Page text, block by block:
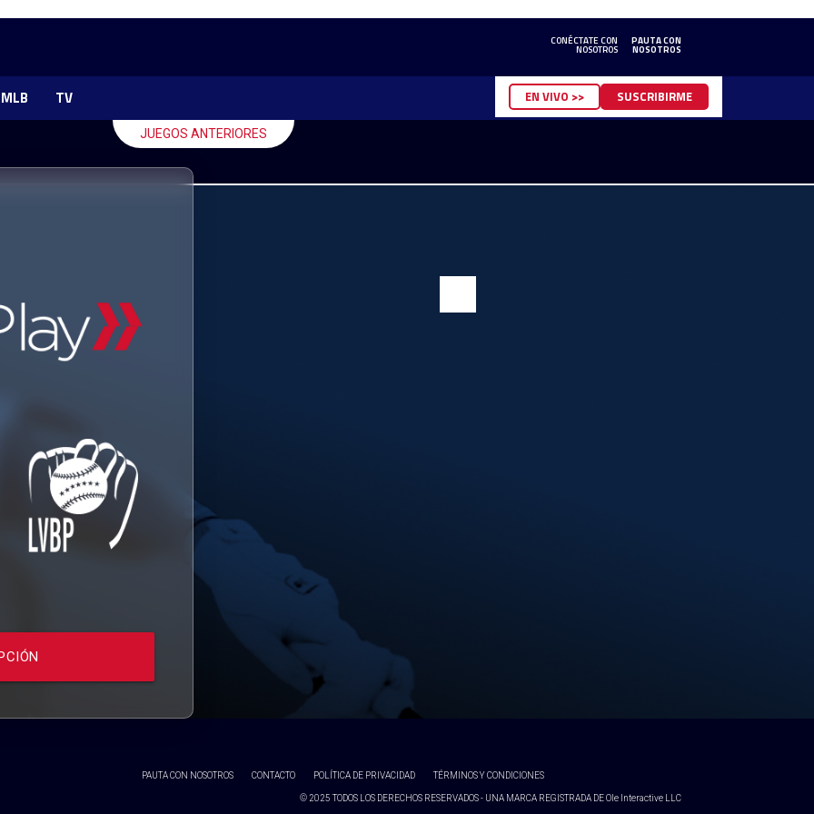
CONÉCTATE CON
NOSOTROS
PAUTA CON
NOSOTROS
MLB TV EN VIVO >> SUSCRIBIRME
JUEGOS ANTERIORES
PAUTA CON NOSOTROS CONTACTO POLÍTICA DE PRIVACIDAD TÉRMINOS Y CONDICIONES
© 2025 TODOS LOS DERECHOS RESERVADOS - UNA MARCA REGISTRADA DE Ole Interactive LLC